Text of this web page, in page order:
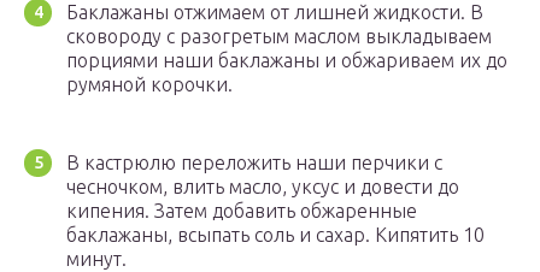
Баклажаны отжимаем от лишней жидкости. В
сковороду с разогретым маслом выкладываем
порциями наши баклажаны и обжариваем их до
румяной корочки.
В кастрюлю переложить наши перчики с
чесночком, влить масло, уксус и довести до
кипения. Затем добавить обжаренные
баклажаны, всыпать соль и сахар. Кипятить 10
минут.